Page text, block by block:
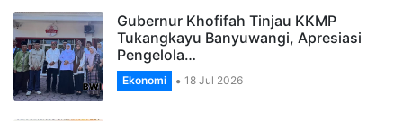
Gubernur Khofifah Tinjau KKMP
Tukangkayu Banyuwangi, Apresiasi
Pengelola…
Ekonomi 18 Jul 2026